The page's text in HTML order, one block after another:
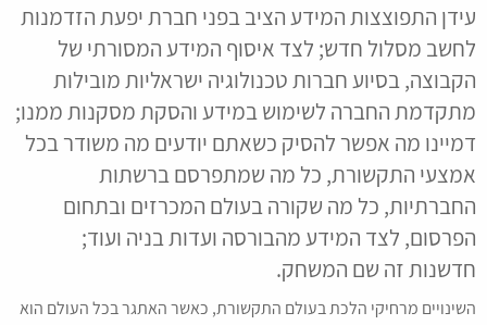
עידן התפוצצות המידע הציב בפני חברת יפעת הזדמנות
לחשב מסלול חדש; לצד איסוף המידע המסורתי של
הקבוצה, בסיוע חברות טכנולוגיה ישראליות מובילות
מתקדמת החברה לשימוש במידע והסקת מסקנות ממנו;
דמיינו מה אפשר להסיק כשאתם יודעים מה משודר בכל
אמצעי התקשורת, כל מה שמתפרסם ברשתות
החברתיות, כל מה שקורה בעולם המכרזים ובתחום
הפרסום, לצד המידע מהבורסה ועדות בניה ועוד;
חדשנות זה שם המשחק.
השינויים מרחיקי הלכת בעולם התקשורת, כאשר האתגר בכל העולם הוא